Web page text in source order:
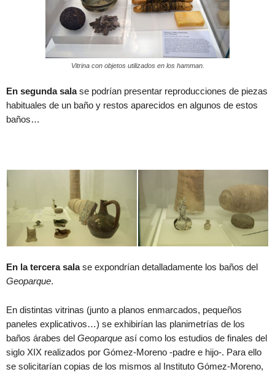
Vitrina con objetos utilizados en los hamman.
En segunda salase podrían presentar reproducciones de piezas
habituales de un baño y restos aparecidos en algunos de estos
baños…
En la tercera salase expondrían detalladamente los baños del
Geoparque.
En distintas vitrinas (junto a planos enmarcados, pequeños
paneles explicativos…) se exhibirían las planimetrías de los
baños árabes del Geoparque así como los estudios de finales del
siglo XIX realizados por Gómez-Moreno -padre e hijo-. Para ello
se solicitarían copias de los mismos al Instituto Gómez-Moreno,